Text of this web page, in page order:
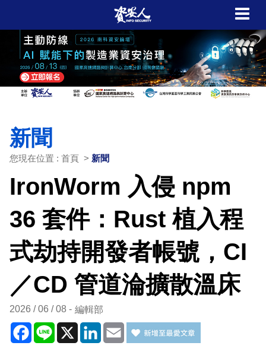
新聞
您現在位置 : 首頁 > 新聞
IronWorm 入侵 npm
36 套件：Rust 植入程
式劫持開發者帳號，CI
／CD 管道淪擴散溫床
2026 / 06 / 08 編輯部
Facebook
Line X LinkedIn
Email